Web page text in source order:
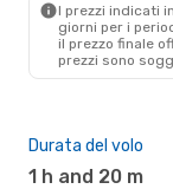
I prezzi indicati
giorni per i
il ​​prezzo finale
prezzi sono
Durata del volo
1 h and 20 m